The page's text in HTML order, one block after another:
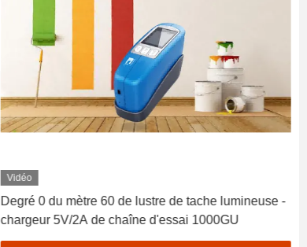
Vidéo
Degré 0 du mètre 60 de lustre de tache lumineuse -
chargeur 5V/2A de chaîne d'essai 1000GU